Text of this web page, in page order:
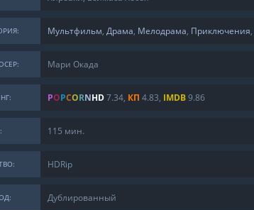
Мультфильм, Драма, Мелодрама, Приключения,
Мари Окада
POPCORNHD7.34, КП 4.83, IMDB9.86
115 мин.
HDRip
Дублированный